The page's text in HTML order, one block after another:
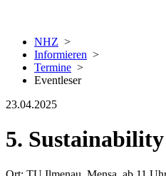
NHZ >
Informieren >
Termine >
Eventleser
23.04.2025
5.